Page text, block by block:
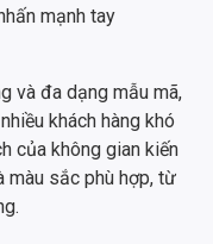
mạnh tay
và đa dạng mẫu mã,
khách hàng khó
của không gian kiến
màu sắc phù hợp, từ